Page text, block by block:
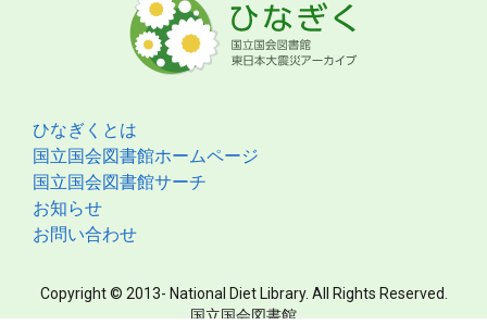
ひなぎくとは
国立国会図書館ホームページ
国立国会図書館サーチ
お知らせ
お問い合わせ
Copyright © 2013- National Diet Library. All Rights Reserved.